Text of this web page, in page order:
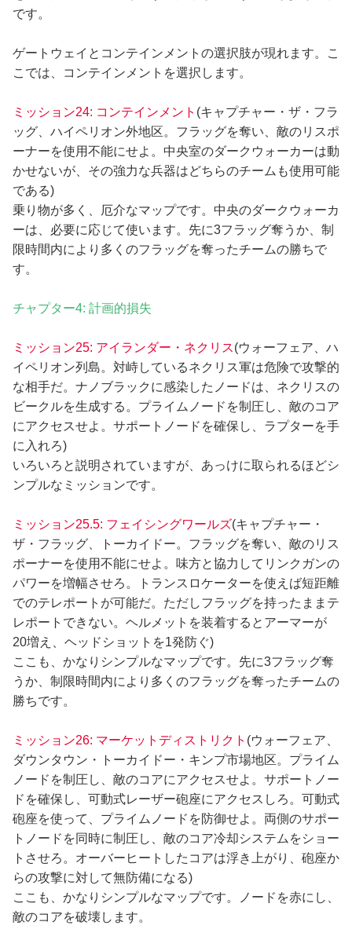
です。
ゲートウェイとコンテインメントの選択肢が現れます。こ
こでは、コンテインメントを選択します。
ミッション24: コンテインメント (キャプチャー・ザ・フラ
ッグ、ハイペリオン外地区。フラッグを奪い、敵のリスポ
ーナーを使用不能にせよ。中央室のダークウォーカーは動
かせないが、その強力な兵器はどちらのチームも使用可能
である)
乗り物が多く、厄介なマップです。中央のダークウォーカ
ーは、必要に応じて使います。先に3フラッグ奪うか、制
限時間内により多くのフラッグを奪ったチームの勝ちで
す。
チャプター4: 計画的損失
ミッション25: アイランダー・ネクリス(ウォーフェア、ハ
イペリオン列島。対峙しているネクリス軍は危険で攻撃的
な相手だ。ナノブラックに感染したノードは、ネクリスの
ビークルを生成する。プライムノードを制圧し、敵のコア
にアクセスせよ。サポートノードを確保し、ラプターを手
に入れろ)
いろいろと説明されていますが、あっけに取られるほどシ
ンプルなミッションです。
ミッション25.5: フェイシングワールズ(キャプチャー・
ザ・フラッグ、トーカイドー。フラッグを奪い、敵のリス
ポーナーを使用不能にせよ。味方と協力してリンクガンの
パワーを増幅させろ。トランスロケーターを使えば短距離
でのテレポートが可能だ。ただしフラッグを持ったままテ
レポートできない。ヘルメットを装着するとアーマーが
20増え、ヘッドショットを1発防ぐ)
ここも、かなりシンプルなマップです。先に3フラッグ奪
うか、制限時間内により多くのフラッグを奪ったチームの
勝ちです。
ミッション26: マーケットディストリクト (ウォーフェア、
ダウンタウン・トーカイドー・キンプ市場地区。プライム
ノードを制圧し、敵のコアにアクセスせよ。サポートノー
ドを確保し、可動式レーザー砲座にアクセスしろ。可動式
砲座を使って、プライムノードを防御せよ。両側のサポー
トノードを同時に制圧し、敵のコア冷却システムをショー
トさせろ。オーバーヒートしたコアは浮き上がり、砲座か
らの攻撃に対して無防備になる)
ここも、かなりシンプルなマップです。ノードを赤にし、
敵のコアを破壊します。